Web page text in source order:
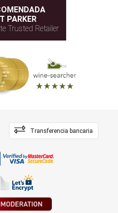
PARKER
Trusted Retailer
Transferencia bancaria